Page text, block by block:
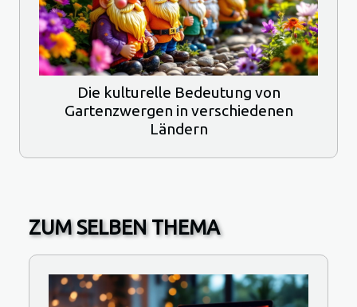
Die kulturelle Bedeutung von
Gartenzwergen in verschiedenen
Ländern
ZUM SELBEN THEMA